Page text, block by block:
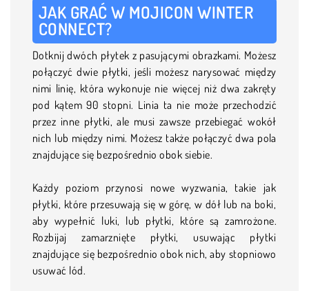
JAK GRAĆ W MOJICON WINTER
CONNECT?
Dotknij dwóch płytek z pasującymi obrazkami. Możesz
połączyć dwie płytki, jeśli możesz narysować między
nimi linię, która wykonuje nie więcej niż dwa zakręty
pod kątem 90 stopni. Linia ta nie może przechodzić
przez inne płytki, ale musi zawsze przebiegać wokół
nich lub między nimi. Możesz także połączyć dwa pola
znajdujące się bezpośrednio obok siebie.
Każdy poziom przynosi nowe wyzwania, takie jak
płytki, które przesuwają się w górę, w dół lub na boki,
aby wypełnić luki, lub płytki, które są zamrożone.
Rozbijaj zamarznięte płytki, usuwając płytki
znajdujące się bezpośrednio obok nich, aby stopniowo
usuwać lód.